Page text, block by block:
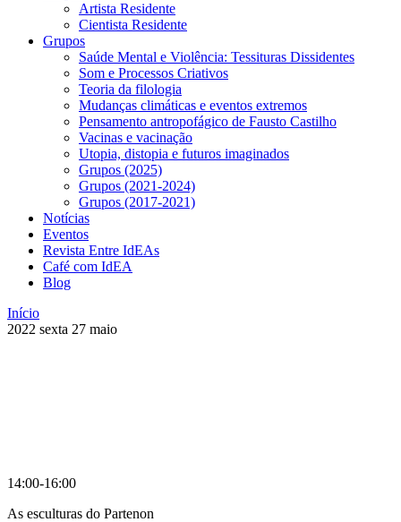
Artista Residente
Cientista Residente
Grupos
Saúde Mental e Violência: Tessituras Dissidentes
Som e Processos Criativos
Teoria da filologia
Mudanças climáticas e eventos extremos
Pensamento antropofágico de Fausto Castilho
Vacinas e vacinação
Utopia, distopia e futuros imaginados
Grupos (2025)
Grupos (2021-2024)
Grupos (2017-2021)
Notícias
Eventos
Revista Entre IdEAs
Café com IdEA
Blog
Início
2022 sexta 27 maio
14:00-16:00
As esculturas do Partenon